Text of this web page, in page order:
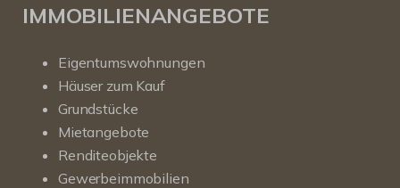
IMMOBILIENANGEBOTE
Eigentumswohnungen
Häuser zum Kauf
Grundstücke
Mietangebote
Renditeobjekte
Gewerbeimmobilien